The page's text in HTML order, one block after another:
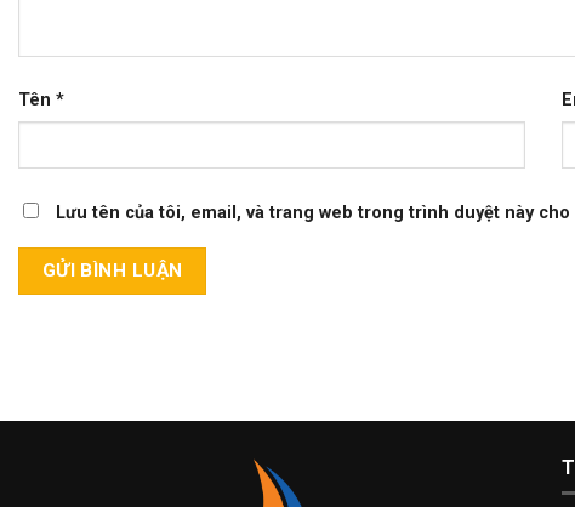
Tên *
Lưu tên của tôi, email, và trang web trong trình duyệt này